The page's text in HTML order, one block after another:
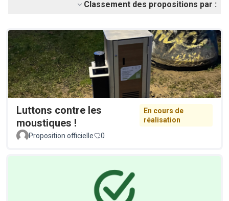
Classement des propositions par :
Luttons contre les
moustiques !
En cours de
réalisation
Proposition officielle
0